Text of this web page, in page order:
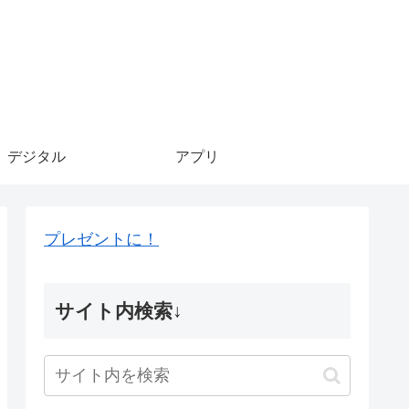
デジタル アプリ
プレゼントに！
サイト内検索↓